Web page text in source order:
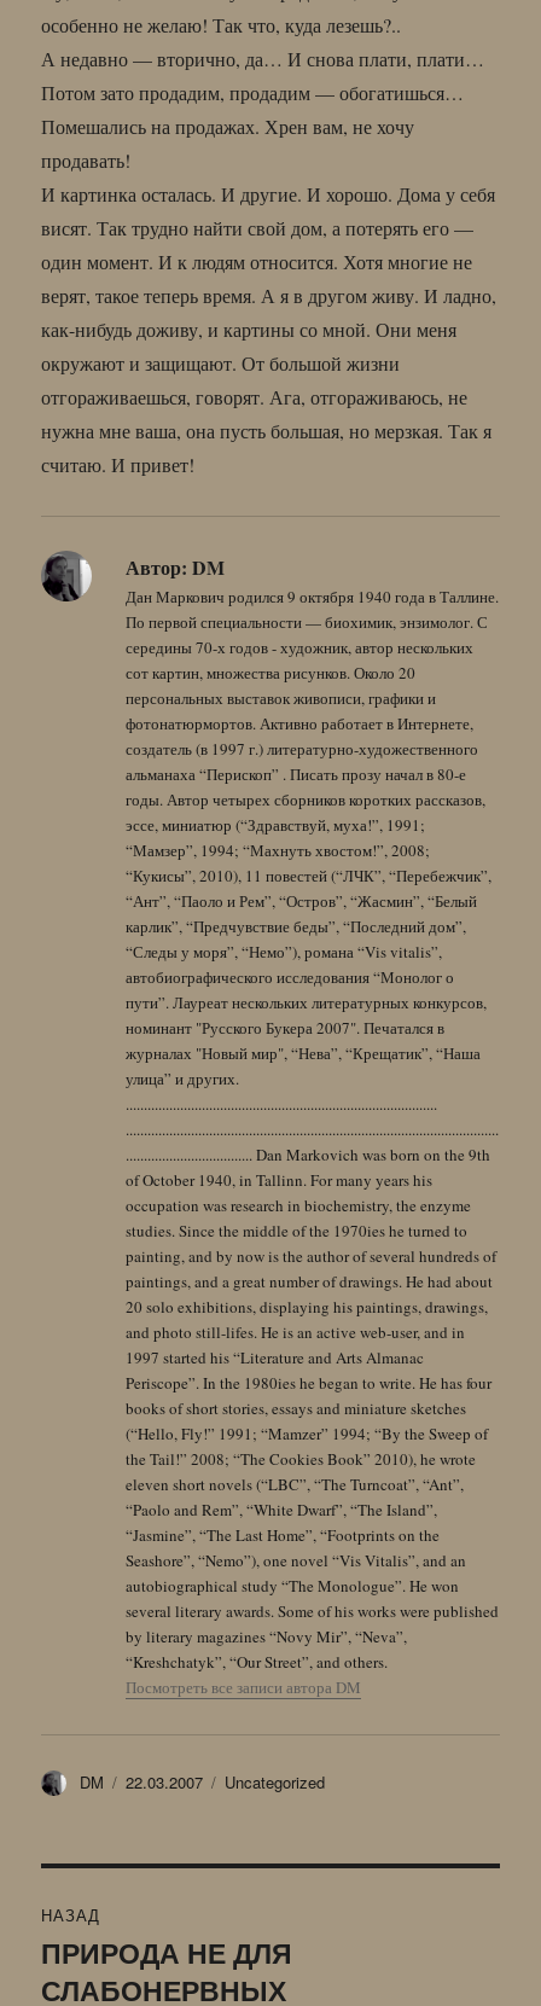
особенно не желаю! Так что, куда лезешь?..
А недавно — вторично, да… И снова плати, плати…
Потом зато продадим, продадим — обогатишься…
Помешались на продажах. Хрен вам, не хочу
продавать!
И картинка осталась. И другие. И хорошо. Дома у себя
висят. Так трудно найти свой дом, а потерять его —
один момент. И к людям относится. Хотя многие не
верят, такое теперь время. А я в другом живу. И ладно,
как-нибудь доживу, и картины со мной. Они меня
окружают и защищают. От большой жизни
отгораживаешься, говорят. Ага, отгораживаюсь, не
нужна мне ваша, она пусть большая, но мерзкая. Так я
считаю. И привет!
Автор: DM
Дан Маркович родился 9 октября 1940 года в Таллине.
По первой специальности — биохимик, энзимолог. С
середины 70-х годов - художник, автор нескольких
сот картин, множества рисунков. Около 20
персональных выставок живописи, графики и
фотонатюрмортов. Активно работает в Интернете,
создатель (в 1997 г.) литературно-художественного
альманаха “Перископ” . Писать прозу начал в 80-е
годы. Автор четырех сборников коротких рассказов,
эссе, миниатюр (“Здравствуй, муха!”, 1991;
“Мамзер”, 1994; “Махнуть хвостом!”, 2008;
“Кукисы”, 2010), 11 повестей (“ЛЧК”, “Перебежчик”,
“Ант”, “Паоло и Рем”, “Остров”, “Жасмин”, “Белый
карлик”, “Предчувствие беды”, “Последний дом”,
“Следы у моря”, “Немо”), романа “Vis vitalis”,
автобиографического исследования “Монолог о
пути”. Лауреат нескольких литературных конкурсов,
номинант "Русского Букера 2007". Печатался в
журналах "Новый мир", “Нева”, “Крещатик”, “Наша
улица” и других.
......................................................................................
.......................................................................................................
................................... Dan Markovich was born on the 9th
of October 1940, in Tallinn. For many years his
occupation was research in biochemistry, the enzyme
studies. Since the middle of the 1970ies he turned to
painting, and by now is the author of several hundreds of
paintings, and a great number of drawings. He had about
20 solo exhibitions, displaying his paintings, drawings,
and photo still-lifes. He is an active web-user, and in
1997 started his “Literature and Arts Almanac
Periscope”. In the 1980ies he began to write. He has four
books of short stories, essays and miniature sketches
(“Hello, Fly!” 1991; “Mamzer” 1994; “By the Sweep of
the Tail!” 2008; “The Cookies Book” 2010), he wrote
eleven short novels (“LBC”, “The Turncoat”, “Ant”,
“Paolo and Rem”, “White Dwarf”, “The Island”,
“Jasmine”, “The Last Home”, “Footprints on the
Seashore”, “Nemo”), one novel “Vis Vitalis”, and an
autobiographical study “The Monologue”. He won
several literary awards. Some of his works were published
by literary magazines “Novy Mir”, “Neva”,
“Kreshchatyk”, “Our Street”, and others.
Посмотреть все записи автора DM
Автор
DM Опубликовано
22.03.2007 Рубрики
Uncategorized
по
записям
НАЗАД
Предыдущая
запись:
ПРИРОДА НЕ ДЛЯ
СЛАБОНЕРВНЫХ